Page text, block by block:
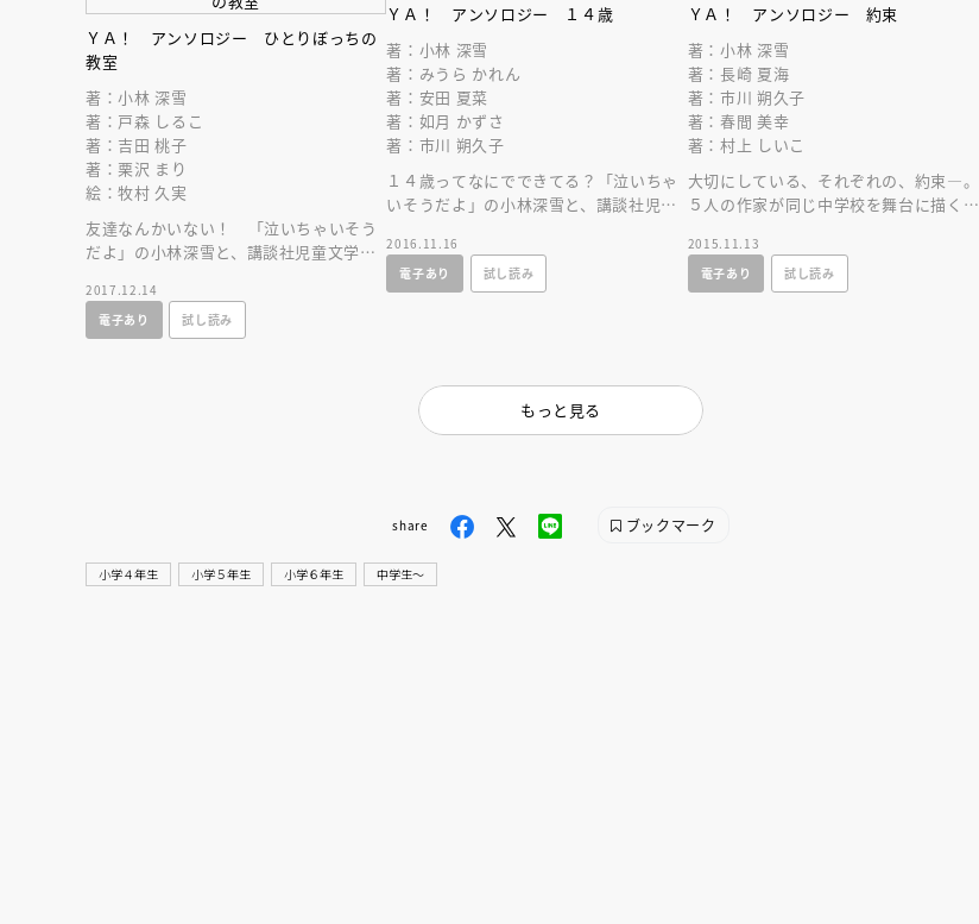
ＹＡ！ アンソロジー ひとりぼっちの
教室
著：小林 深雪
著：戸森 しるこ
著：吉田 桃子
著：栗沢 まり
絵：牧村 久実
友達なんかいない！ 「泣いちゃいそう
だよ」の小林深雪と、講談社児童文学新
絵・牧村久実
2017.12.14
電子あり
試し読み
ＹＡ！ アンソロジー １４歳
著：小林 深雪
著：みうら かれん
著：安田 夏菜
著：如月 かずさ
著：市川 朔久子
１４歳ってなにでできてる？「泣いちゃ
いそうだよ」の小林深雪と、講談社児童
ー！ 絵・牧村久実
2016.11.16
電子あり
試し読み
ＹＡ！ アンソロジー 約束
著：小林 深雪
著：長崎 夏海
著：市川 朔久子
著：春間 美幸
著：村上 しいこ
大切にしている、それぞれの、約束―。
５人の作家が同じ中学校を舞台に描く、
2015.11.13
電子あり
試し読み
もっと見る
share ブックマーク
小学４年生 小学５年生 小学６年生 中学生〜